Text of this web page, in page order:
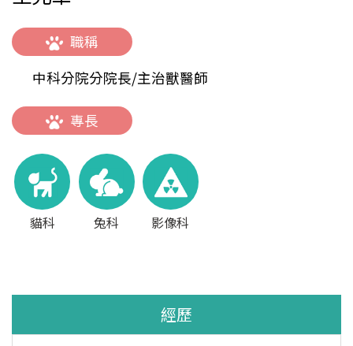
職稱
中科分院分院長/主治獸醫師
專長
貓科 兔科 影像科
經歷